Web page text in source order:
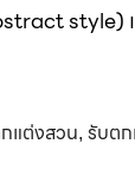
style) เ
แต่งสวน, รับต